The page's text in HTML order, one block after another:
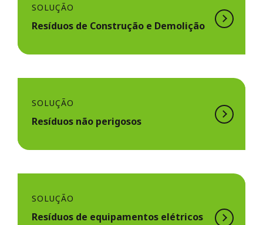
SOLUÇÃO
Resíduos de Construção e Demolição
SOLUÇÃO
Resíduos não perigosos
SOLUÇÃO
Resíduos de equipamentos elétricos